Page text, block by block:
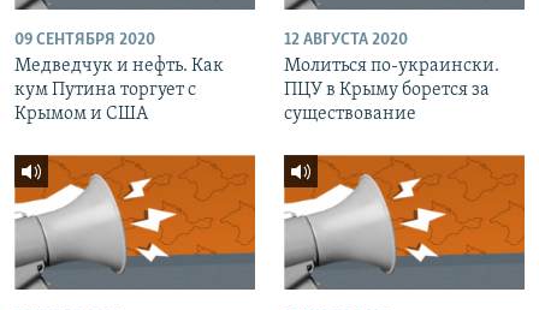
09 СЕНТЯБРЯ 2020
Медведчук и нефть. Как
кум Путина торгует с
Крымом и США
12 АВГУСТА 2020
Молиться по-украински.
ПЦУ в Крыму борется за
существование